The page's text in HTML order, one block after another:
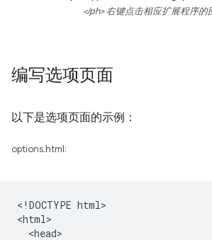
</ph> 右键点击相应扩展程序的
编写选项页面
以下是选项页面的示例：
options.html:
<!DOCTYPE html>
<html>
  <head>